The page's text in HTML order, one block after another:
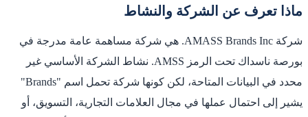
ماذا تعرف عن الشركة والنشاط
شركة AMASS Brands Inc. هي شركة مساهمة عامة مدرجة في
بورصة ناسداك تحت الرمز AMSS. نشاط الشركة الأساسي غير
محدد في البيانات المتاحة، لكن كونها شركة تحمل اسم "Brands"
يشير إلى احتمال عملها في مجال العلامات التجارية، التسويق، أو